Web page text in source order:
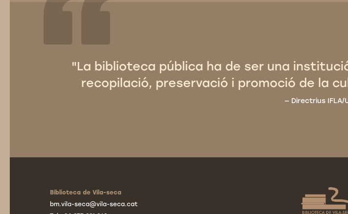
"La biblioteca pública ha de ser una
recopilació, preservació i promoció de la
Directrius IFLA/
Biblioteca de Vila-seca
bm.vila-seca@vila-seca.cat